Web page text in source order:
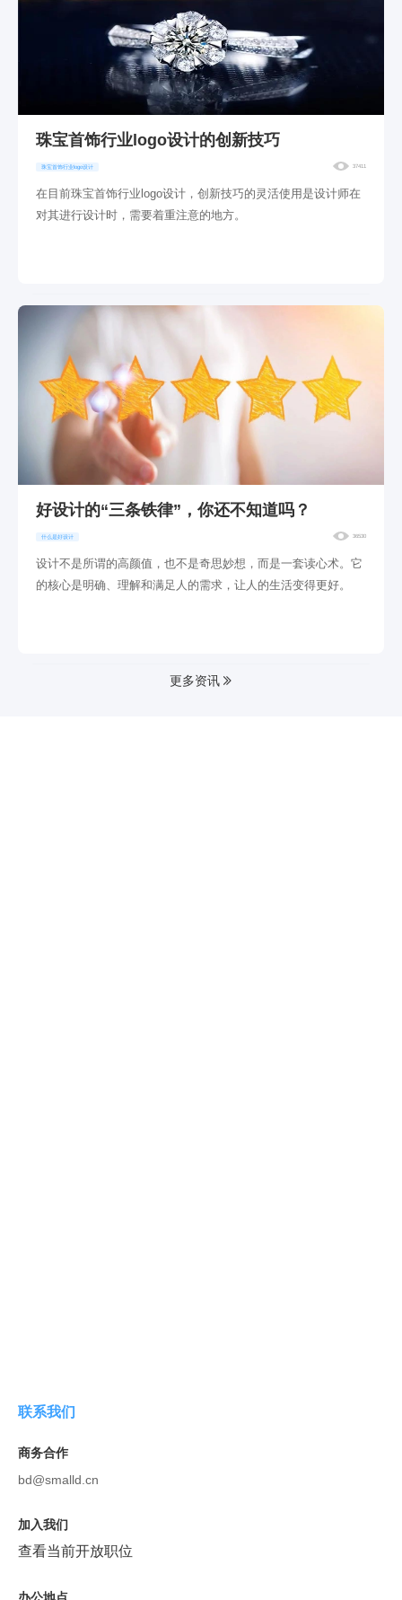
珠宝首饰行业logo设计的创新技巧
珠宝首饰行业logo设计 37411
在目前珠宝首饰行业logo设计，创新技巧的灵活使用是设计师在
对其进行设计时，需要着重注意的地方。
好设计的“三条铁律”，你还不知道吗？
什么是好设计 36530
设计不是所谓的高颜值，也不是奇思妙想，而是一套读心术。它
的核心是明确、理解和满足人的需求，让人的生活变得更好。
更多资讯
联系我们
商务合作
bd@smalld.cn
加入我们
查看当前开放职位